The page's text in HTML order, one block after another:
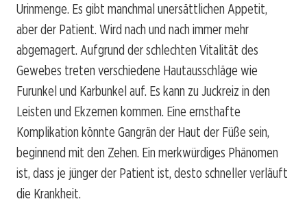
Urinmenge. Es gibt manchmal unersättlichen Appetit,
aber der Patient. Wird nach und nach immer mehr
abgemagert. Aufgrund der schlechten Vitalität des
Gewebes treten verschiedene Hautausschläge wie
Furunkel und Karbunkel auf. Es kann zu Juckreiz in den
Leisten und Ekzemen kommen. Eine ernsthafte
Komplikation könnte Gangrän der Haut der Füße sein,
beginnend mit den Zehen. Ein merkwürdiges Phänomen
ist, dass je jünger der Patient ist, desto schneller verläuft
die Krankheit.